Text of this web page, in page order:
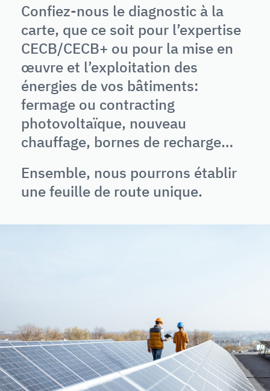
Confiez-nous le diagnostic à la
carte, que ce soit pour l’expertise
CECB/CECB+ ou pour la mise en
œuvre et l’exploitation des
énergies de vos bâtiments:
fermage ou contracting
photovoltaïque, nouveau
chauffage, bornes de recharge…
Ensemble, nous pourrons établir
une feuille de route unique.